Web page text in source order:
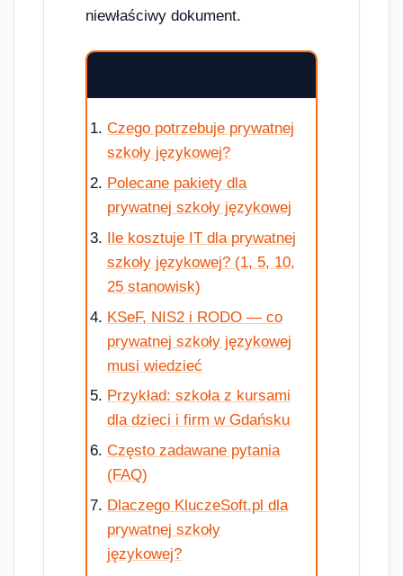
niewłaściwy dokument.
Czego potrzebuje prywatnej
szkoły językowej?
Polecane pakiety dla
prywatnej szkoły językowej
Ile kosztuje IT dla prywatnej
szkoły językowej? (1, 5, 10,
25 stanowisk)
KSeF, NIS2 i RODO — co
prywatnej szkoły językowej
musi wiedzieć
Przykład: szkoła z kursami
dla dzieci i firm w Gdańsku
Często zadawane pytania
(FAQ)
Dlaczego KluczeSoft.pl dla
prywatnej szkoły
językowej?